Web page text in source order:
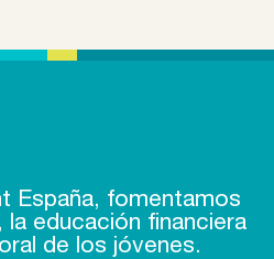
España, fomentamos
educación financiera
de los jóvenes.